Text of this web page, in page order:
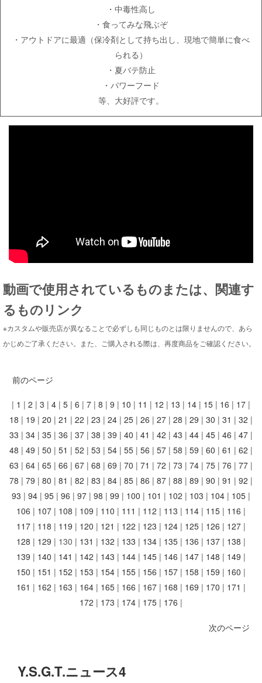
・中毒性高し
・食ってみな飛ぶぞ
・アウトドアに最適（保冷剤として持ち出し、現地で簡単に食べ
られる）
・夏バテ防止
・パワーフード
等、大好評です。
動画で使用されているものまたは、関連す
るものリンク
※カスタムや販売店が異なることで必ずしも同じものとは限りませんので、あら
かじめご了承ください。また、ご購入される際は、再度商品をご確認ください。
前のページ
| 1 | 2 | 3 | 4 | 5 | 6 | 7 | 8 | 9 | 10 | 11 | 12 | 13 | 14 | 15 | 16 | 17 |
18 | 19 | 20 | 21 | 22 | 23 | 24 | 25 | 26 | 27 | 28 | 29 | 30 | 31 | 32 |
33 | 34 | 35 | 36 | 37 | 38 | 39 | 40 | 41 | 42 | 43 | 44 | 45 | 46 | 47 |
48 | 49 | 50 | 51 | 52 | 53 | 54 | 55 | 56 | 57 | 58 | 59 | 60 | 61 | 62 |
63 | 64 | 65 | 66 | 67 | 68 | 69 | 70 | 71 | 72 | 73 | 74 | 75 | 76 | 77 |
78 | 79 | 80 | 81 | 82 | 83 | 84 | 85 | 86 | 87 | 88 | 89 | 90 | 91 | 92 |
93 | 94 | 95 | 96 | 97 | 98 | 99 | 100 | 101 | 102 | 103 | 104 | 105 |
106 | 107 | 108 | 109 | 110 | 111 | 112 | 113 | 114 | 115 | 116 |
117 | 118 | 119 | 120 | 121 | 122 | 123 | 124 | 125 | 126 | 127 |
128 | 129 | 130 | 131 | 132 | 133 | 134 | 135 | 136 | 137 | 138 |
139 | 140 | 141 | 142 | 143 | 144 | 145 | 146 | 147 | 148 | 149 |
150 | 151 | 152 | 153 | 154 | 155 | 156 | 157 | 158 | 159 | 160 |
161 | 162 | 163 | 164 | 165 | 166 | 167 | 168 | 169 | 170 | 171 |
172 | 173 | 174 | 175 | 176 |
次のページ
Y.S.G.T.ニュース4